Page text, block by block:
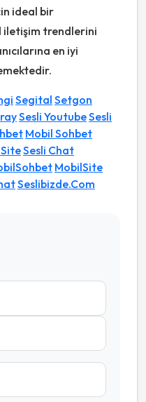
ideal bir
trendlerini
en iyi
Segital Setgon
Sesli YoutubeSesli
Mobil Sohbet
Sesli Chat
MobilSite
Seslibizde.Com